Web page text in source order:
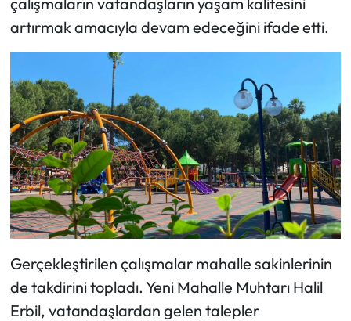
artırmak amacıyla devam edeceğini ifade etti.
Gerçekleştirilen çalışmalar mahalle sakinlerinin
de takdirini topladı. Yeni Mahalle Muhtarı Halil
Erbil, vatandaşlardan gelen talepler